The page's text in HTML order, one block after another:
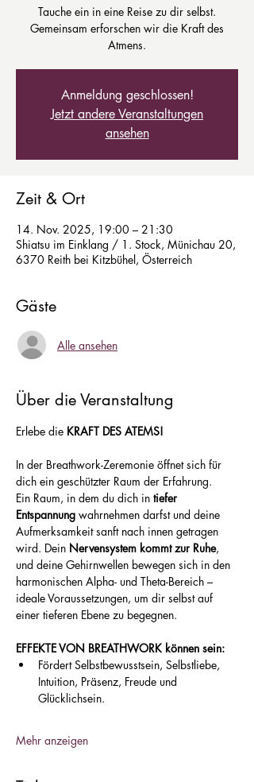
Tauche ein in eine Reise zu dir selbst.
Gemeinsam erforschen wir die Kraft des
Atmens.
Anmeldung geschlossen!
Jetzt andere Veranstaltungen
ansehen
Zeit & Ort
14. Nov. 2025, 19:00 – 21:30
Shiatsu im Einklang / 1. Stock, Münichau 20,
6370 Reith bei Kitzbühel, Österreich
Gäste
Alle ansehen
Über die Veranstaltung
Erlebe die KRAFT DES ATEMS!
In der Breathwork-Zeremonie öffnet sich für
dich ein geschützter Raum der Erfahrung.
Ein Raum, in dem du dich in tiefer
Entspannung wahrnehmen darfst und deine
Aufmerksamkeit sanft nach innen getragen
wird. Dein Nervensystem kommt zur Ruhe,
und deine Gehirnwellen bewegen sich in den
harmonischen Alpha- und Theta-Bereich –
ideale Voraussetzungen, um dir selbst auf
einer tieferen Ebene zu begegnen.
EFFEKTE VON BREATHWORK können sein:
Fördert Selbstbewusstsein, Selbstliebe,
Intuition, Präsenz, Freude und
Glücklichsein.
Mehr anzeigen